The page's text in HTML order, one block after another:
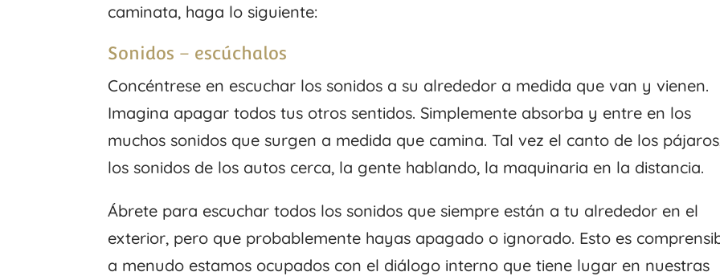
caminata, haga lo siguiente:
Sonidos – escúchalos
Concéntrese en escuchar los sonidos a su alrededor a medida que van y vienen.
Imagina apagar todos tus otros sentidos. Simplemente absorba y entre en los
muchos sonidos que surgen a medida que camina. Tal vez el canto de los
los sonidos de los autos cerca, la gente hablando, la maquinaria en la distancia.
Ábrete para escuchar todos los sonidos que siempre están a tu alrededor en el
exterior, pero que probablemente hayas apagado o ignorado. Esto es
a menudo estamos ocupados con el diálogo interno que tiene lugar en nuestras